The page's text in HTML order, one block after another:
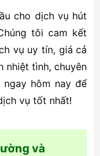
cho dịch vụ hút
tôi cam kết
vụ uy tín, giá cả
nhiệt tình, chuyên
hôm nay để
vụ tốt nhất!
và